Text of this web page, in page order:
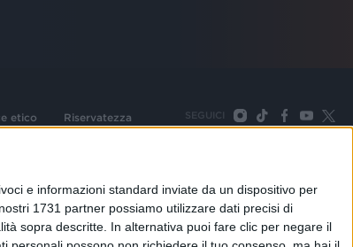
e informazioni standard inviate da un dispositivo per
1731 partner possiamo utilizzare dati precisi di
sopra descritte. In alternativa puoi fare clic per negare il
etico Riservatezza SEGUICI
Monzese (Mi) |Tel. +39 02 254441 | Fax +39
TORNA SU